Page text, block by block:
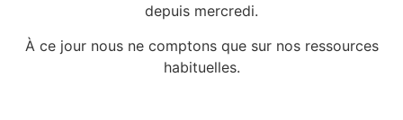
depuis mercredi.
À ce jour nous ne comptons que sur nos ressources
habituelles.